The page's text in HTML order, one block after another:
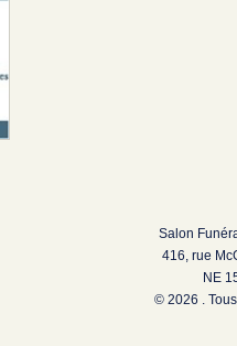
Salon
416, rue
NE
© 2026 .